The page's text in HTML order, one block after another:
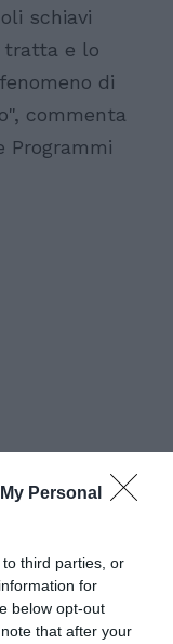
Personal
third parties, or
for
below opt-out
that after your
schiavi
tratta e lo
di
commenta
Programmi